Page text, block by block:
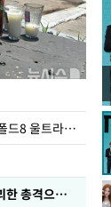
삼성전자, 7일부터 갤럭시 Z 폴드8 울트라·폴드8·플립8 출시
멕시코 인플루언서, 라방 중 괴한 총격으로 사망